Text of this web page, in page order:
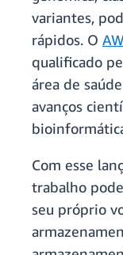
variantes,
rápidos. O
qualificado
área de
avanços
Com esse
trabalho
seu próprio